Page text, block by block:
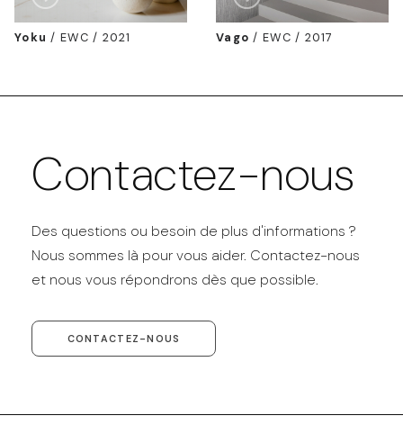
Yoku / EWC / 2021 Vago / EWC / 2017
Contactez-nous
Des questions ou besoin de plus d'informations ?
Nous sommes là pour vous aider. Contactez-nous
et nous vous répondrons dès que possible.
CONTACTEZ-NOUS